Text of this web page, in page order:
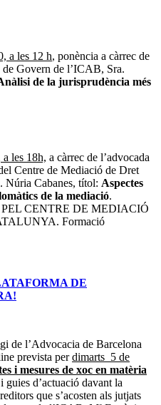
a les 12 h, ponència a càrrec de
Govern de l’ICAB, Sra.
de la jurisprudència més
les 18h, a càrrec de l’advocada
Centre de Mediació de Dret
Núria Cabanes, títol: Aspectes
de la mediació.
CENTRE DE MEDIACIÓ
Formació
DE
de l’Advocacia de Barcelona
prevista perdimarts 5 de
i mesures de xoc en matèria
guies d’actuació davant la
que s’acosten als jutjats